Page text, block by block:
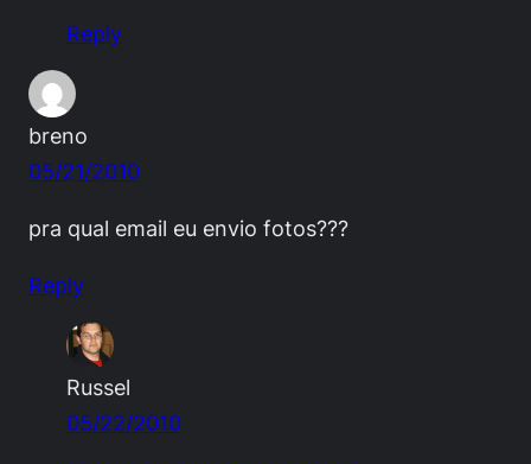
Reply
breno
05/21/2010
pra qual email eu envio fotos???
Reply
Russel
05/22/2010